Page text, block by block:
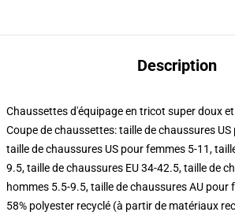
Description
Chaussettes d'équipage en tricot super doux
Coupe de chaussettes: taille de chaussures
taille de chaussures US pour femmes 5-11,
9.5, taille de chaussures EU 34-42.5, taille de
hommes 5.5-9.5, taille de chaussures AU pour
58% polyester recyclé (à partir de matériaux